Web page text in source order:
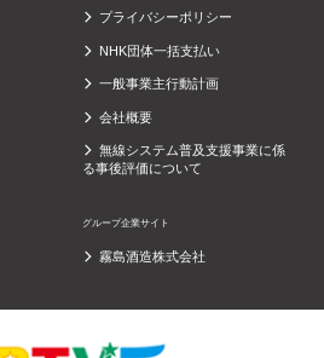
プライバシーポリシー
NHK団体一括支払い
一般事業主行動計画
会社概要
無線システム普及支援事業に係
る事後評価について
グループ企業サイト
霧島酒造株式会社